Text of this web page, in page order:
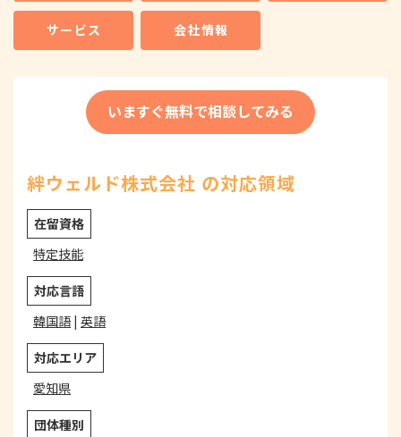
サービス 会社情報
いますぐ無料で相談してみる
絆ウェルド株式会社 の対応領域
在留資格
特定技能
対応言語
韓国語| 英語
対応エリア
愛知県
団体種別